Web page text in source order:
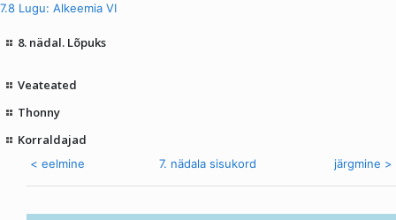
7.8 Lugu: Alkeemia VI
8. nädal. Lõpuks
Veateated
Thonny
Korraldajad
< eelmine 7. nädala sisukord järgmine >